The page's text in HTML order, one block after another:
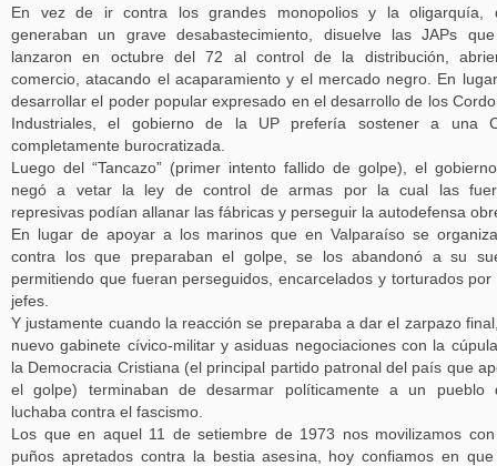
En vez de ir contra los grandes monopolios y la oligarquía,
generaban un grave desabastecimiento, disuelve las JAPs
lanzaron en octubre del 72 al control de la distribución,
comercio, atacando el acaparamiento y el mercado negro. En
desarrollar el poder popular expresado en el desarrollo de los
Industriales, el gobierno de la UP prefería sostener a una
completamente burocratizada.
Luego del “Tancazo” (primer intento fallido de golpe), el
negó a vetar la ley de control de armas por la cual las
represivas podían allanar las fábricas y perseguir la autodefensa
En lugar de apoyar a los marinos que en Valparaíso se
contra los que preparaban el golpe, se los abandonó a su
permitiendo que fueran perseguidos, encarcelados y torturados por
jefes.
Y justamente cuando la reacción se preparaba a dar el zarpazo
nuevo gabinete cívico-militar y asiduas negociaciones con la
la Democracia Cristiana (el principal partido patronal del país que
el golpe) terminaban de desarmar políticamente a un pueblo
luchaba contra el fascismo.
Los que en aquel 11 de setiembre de 1973 nos movilizamos
puños apretados contra la bestia asesina, hoy confiamos en